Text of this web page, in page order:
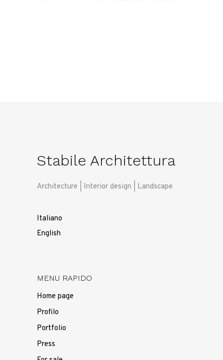
Stabile Architettura
Architecture | Interior design | Landscape
Italiano
English
MENU RAPIDO
Home page
Profilo
Portfolio
Press